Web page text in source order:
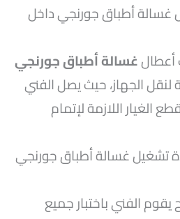
أطباق جورنجي داخل
أعطالغسالة أطباق جورنجي
لنقل الجهاز، حيث يصل الفني
الغيار اللازمة لإتمام
تشغيل غسالة أطباق جورنجي
يقوم الفني باختبار جميع